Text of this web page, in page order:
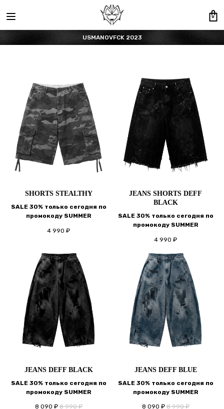
0
USMANOVFCK 2023
SHORTS STEALTHY
SALE 30% только сегодня по
промокоду SUMMER
4 990 ₽
JEANS SHORTS DEFF
BLACK
SALE 30% только сегодня по
промокоду SUMMER
4 990 ₽
JEANS DEFF BLACK
SALE 30% только сегодня по
промокоду SUMMER
8 090 ₽ 8 990 ₽
JEANS DEFF BLUE
SALE 30% только сегодня по
промокоду SUMMER
8 090 ₽ 8 990 ₽